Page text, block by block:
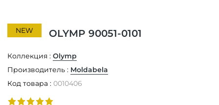
СКИДКИ
NEW OLYMP 90051-0101
Коллекция : Olymp
Производитель : Moldabela
Код товара : 0010406